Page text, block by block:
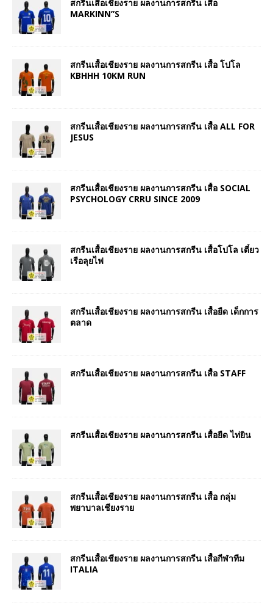
สกรีนเสื้อเชียงราย ผลงานการสกรีน เสื้อ
MARKINN”S
สกรีนเสื้อเชียงราย ผลงานการสกรีน เสื้อ โปโล
KBHHH 10KM RUN
สกรีนเสื้อเชียงราย ผลงานการสกรีน เสื้อ ALL FOR
JESUS
สกรีนเสื้อเชียงราย ผลงานการสกรีน เสื้อ SOCIAL
PSYCHOLOGY CRRU SINCE 2009
สกรีนเสื้อเชียงราย ผลงานการสกรีน เสื้อโปโล เตี๋ยว
เรือลุยไฟ
สกรีนเสื้อเชียงราย ผลงานการสกรีน เสื้อยืด เด็กการ
ตลาด
สกรีนเสื้อเชียงราย ผลงานการสกรีน เสื้อ STAFF
สกรีนเสื้อเชียงราย ผลงานการสกรีน เสื้อยืด ไท่ยิน
สกรีนเสื้อเชียงราย ผลงานการสกรีน เสื้อ กลุ่ม
พยาบาลเชียงราย
สกรีนเสื้อเชียงราย ผลงานการสกรีน เสื้อกีฬาทีม
ITALIA